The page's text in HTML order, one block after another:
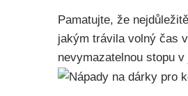
Pamatujte, že
jakým trávila volný čas
nevymazatelnou stopu